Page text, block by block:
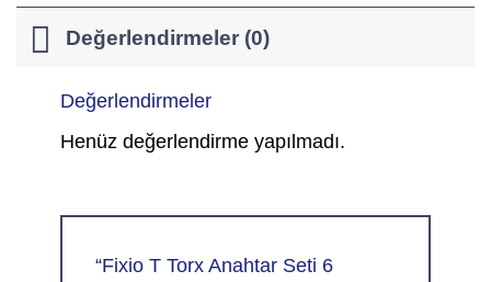
Değerlendirmeler (0)
Değerlendirmeler
Henüz değerlendirme yapılmadı.
“Fixio T Torx Anahtar Seti 6